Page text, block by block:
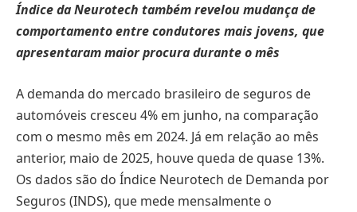
Índice da Neurotech também revelou mudança de
comportamento entre condutores mais jovens, que
apresentaram maior procura durante o mês
A demanda do mercado brasileiro de seguros de
automóveis cresceu 4% em junho, na comparação
com o mesmo mês em 2024. Já em relação ao mês
anterior, maio de 2025, houve queda de quase 13%.
Os dados são do Índice Neurotech de Demanda por
Seguros (INDS), que mede mensalmente o